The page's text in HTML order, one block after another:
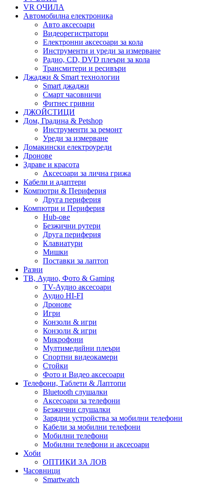
VR ОЧИЛА
Автомобилна електроника
Авто аксесоари
Видеорегистратори
Електронни аксесоари за кола
Инструменти и уреди за измерване
Радио, CD, DVD плеъри за кола
Трансмитери и ресивъри
Джаджи & Smart технологии
Smart джаджи
Смарт часовничи
Фитнес гривни
ДЖОЙСТИЦИ
Дом, Градина & Petshop
Инструменти за ремонт
Уреди за измерване
Домакински електроуреди
Дронове
Здраве и красота
Аксесоари за лична грижа
Кабели и адаптери
Компютри & Периферия
Друга периферия
Компютри и Периферия
Hub-ове
Безжични рутери
Друга периферия
Клавиатури
Мишки
Поставки за лаптоп
Разни
ТВ, Аудио, Фото & Gaming
TV-Аудио аксесоари
Аудио HI-FI
Дронове
Игри
Конзоли & игри
Конзоли & игри
Микрофони
Мултимедийни плеъри
Спортни видеокамери
Стойки
Фото и Видео аксесоари
Телефони, Таблети & Лаптопи
Bluetooth слушалки
Аксесоари за телефони
Безжични слушалки
Зарядни устройства за мобилни телефони
Кабели за мобилни телефони
Мобилни телефони
Мобилни телефони и аксесоари
Хоби
ОПТИКИ ЗА ЛОВ
Часовници
Smartwatch